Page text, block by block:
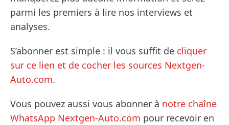
parmi les premiers à lire nos interviews et
analyses.
S’abonner est simple : il vous suffit de cliquer
sur ce lien et de cocher les sources Nextgen-
Auto.com.
Vous pouvez aussi vous abonner à notre chaîne
WhatsApp Nextgen-Auto.com pour recevoir en